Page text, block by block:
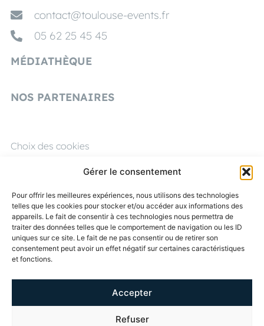
Gérer le consentement
Pour offrir les meilleures expériences, nous utilisons des technologies
telles que les cookies pour stocker et/ou accéder aux informations des
appareils. Le fait de consentir à ces technologies nous permettra de
traiter des données telles que le comportement de navigation ou les ID
uniques sur ce site. Le fait de ne pas consentir ou de retirer son
consentement peut avoir un effet négatif sur certaines caractéristiques
et fonctions.
Accepter
Refuser
contact@toulouse-events.fr
05 62 25 45 45
MÉDIATHÈQUE
NOS PARTENAIRES
Choix des cookies
Mentions légales
Politique de confidentialité
Éthique & conformité
SUIVEZ-NOUS